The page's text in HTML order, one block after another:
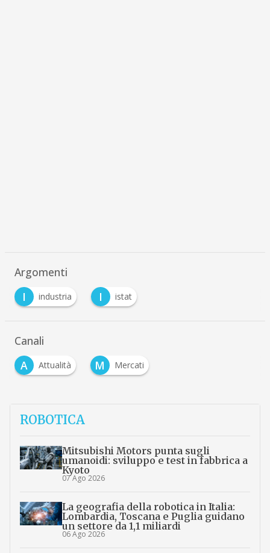
Argomenti
I
industria I istat
Canali
A
Attualità M Mercati
ROBOTICA
Mitsubishi Motors punta sugli
umanoidi: sviluppo e test in fabbrica a
Kyoto
07 Ago 2026
La geografia della robotica in Italia:
Lombardia, Toscana e Puglia guidano
un settore da 1,1 miliardi
06 Ago 2026